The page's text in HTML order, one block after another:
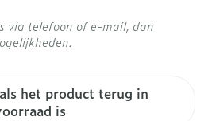
het product terug in
is
via telefoon of e-mail, dan